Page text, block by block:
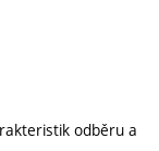
odběru a